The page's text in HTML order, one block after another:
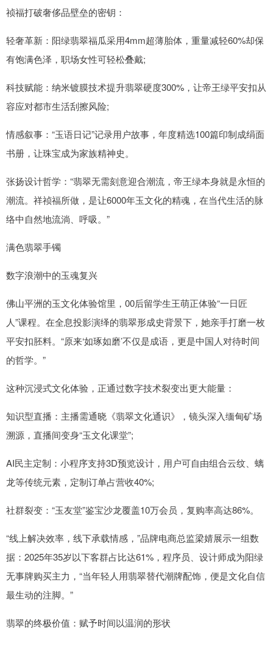
祯福打破奢侈品壁垒的密钥：
轻奢革新：阳绿翡翠福瓜采用4mm超薄胎体，重量减轻60%却保
有饱满色泽，职场女性可轻松叠戴;
科技赋能：纳米镀膜技术提升翡翠硬度300%，让帝王绿平安扣从
容应对都市生活刮擦风险;
情感叙事：“玉语日记”记录用户故事，年度精选100篇印制成绢面
书册，让珠宝成为家族精神史。
张扬设计哲学：“翡翠无需刻意迎合潮流，帝王绿本身就是永恒的
潮流。祥祯福所做，是让6000年玉文化的精魂，在当代生活的脉
络中自然地流淌、呼吸。”
满色翡翠手镯
数字浪潮中的玉魂复兴
佛山平洲的玉文化体验馆里，00后留学生王萌正体验“一日匠
人”课程。在全息投影演绎的翡翠形成史背景下，她亲手打磨一枚
平安扣胚料。“原来‘如琢如磨’不仅是成语，更是中国人对待时间
的哲学。”
这种沉浸式文化体验，正通过数字技术裂变出更大能量：
知识型直播：主播需通晓《翡翠文化通识》，镜头深入缅甸矿场
溯源，直播间变身“玉文化课堂”;
AI民主定制：小程序支持3D预览设计，用户可自由组合云纹、螭
龙等传统元素，定制订单占营收40%;
社群裂变：“玉友堂”鉴宝沙龙覆盖10万会员，复购率高达86%。
“线上解决效率，线下承载情感，”品牌电商总监梁婧展示一组数
据：2025年35岁以下客群占比达61%，程序员、设计师成为阳绿
无事牌购买主力，“当年轻人用翡翠替代潮牌配饰，便是文化自信
最生动的注脚。”
翡翠的终极价值：赋予时间以温润的形状